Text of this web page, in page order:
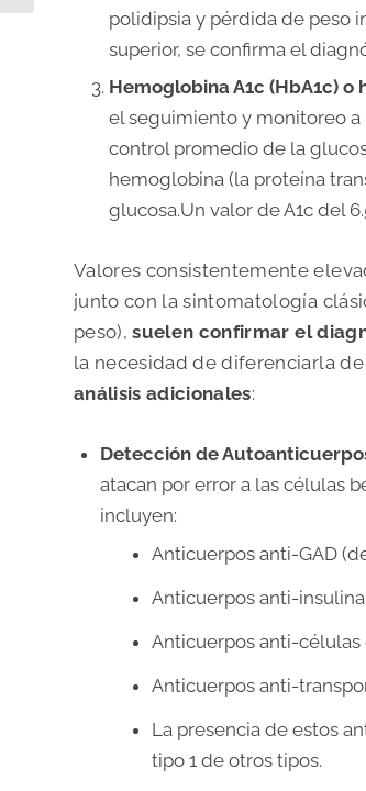
polidipsia y pérdida de peso
superior, se confirma el
Hemoglobina A1c (HbA1c)
el seguimiento y monitoreo
control promedio de la
hemoglobina (la proteína
glucosa.Un valor de A1c del
Valores consistentemente
junto con la sintomatología
peso),suelen confirmar el
la necesidad de diferenciarla
análisis adicionales:
Detección de
atacan por error a las células
incluyen:
Anticuerpos anti-GAD
Anticuerpos anti-insulina
Anticuerpos anti-células
Anticuerpos anti-
La presencia de estos
tipo 1 de otros tipos.